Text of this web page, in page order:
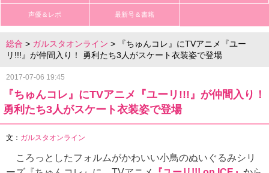
声優＆レポ 最新号＆書籍
総合 > ガルスタオンライン > 『ちゅんコレ』にTVアニメ『ユー
リ!!!』が仲間入り！ 勇利たち3人がスケート衣装姿で登場
2017-07-06 19:45
『ちゅんコレ』にTVアニメ『ユーリ!!!』が仲間入り！
勇利たち3人がスケート衣装姿で登場
文： ガルスタオンライン
ころっとしたフォルムがかわいい小鳥のぬいぐるみシリ